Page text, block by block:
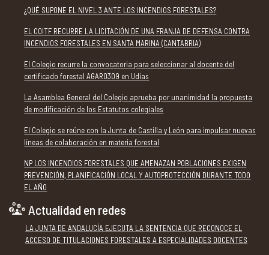
¿QUÉ SUPONE EL NIVEL 3 ANTE LOS INCENDIOS FORESTALES?
EL COITF RECURRE LA LICITACIÓN DE UNA FRANJA DE DEFENSA CONTRA
INCENDIOS FORESTALES EN SANTA MARINA (CANTABRIA)
El Colegio recurre la convocatoria para seleccionar al docente del
certificado forestal AGAR0309 en Udías
La Asamblea General del Colegio aprueba por unanimidad la propuesta
de modificación de los Estatutos colegiales
El Colegio se reúne con la Junta de Castilla y León para impulsar nuevas
líneas de colaboración en materia forestal
NP LOS INCENDIOS FORESTALES QUE AMENAZAN POBLACIONES EXIGEN
PREVENCIÓN, PLANIFICACIÓN LOCAL Y AUTOPROTECCIÓN DURANTE TODO
EL AÑO
Actualidad en redes
LA JUNTA DE ANDALUCÍA EJECUTA LA SENTENCIA QUE RECONOCE EL
ACCESO DE TITULACIONES FORESTALES A ESPECIALIDADES DOCENTES